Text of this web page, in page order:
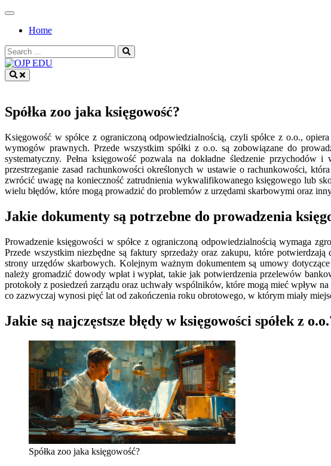
Skip
contentHome
Search
for:
Spółka zoo jaka księgowość?
Księgowość w spółce z ograniczoną odpowiedzialnością, czyli spółce z o.o.,
wymogów prawnych. Przede wszystkim spółki z o.o. są zobowiązane do
systematyczny. Pełna księgowość pozwala na dokładne śledzenie
przestrzeganie zasad rachunkowości określonych w ustawie o rachunkowości,
zwrócić uwagę na konieczność zatrudnienia wykwalifikowanego księgowego lub
wielu błędów, które mogą prowadzić do problemów z urzędami skarbowymi oraz
Jakie dokumenty są potrzebne do prowadzenia
Prowadzenie księgowości w spółce z ograniczoną odpowiedzialnością wymaga
Przede wszystkim niezbędne są faktury sprzedaży oraz zakupu, które
strony urzędów skarbowych. Kolejnym ważnym dokumentem są umowy
należy gromadzić dowody wpłat i wypłat, takie jak potwierdzenia przelewów
protokoły z posiedzeń zarządu oraz uchwały wspólników, które mogą mieć wpływ
co zazwyczaj wynosi pięć lat od zakończenia roku obrotowego, w którym miały
Jakie są najczęstsze błędy w księgowości spółek z
Spółka zoo jaka księgowość?